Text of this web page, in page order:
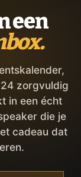
een
zorgvuldig
in een écht
die je
cadeau dat